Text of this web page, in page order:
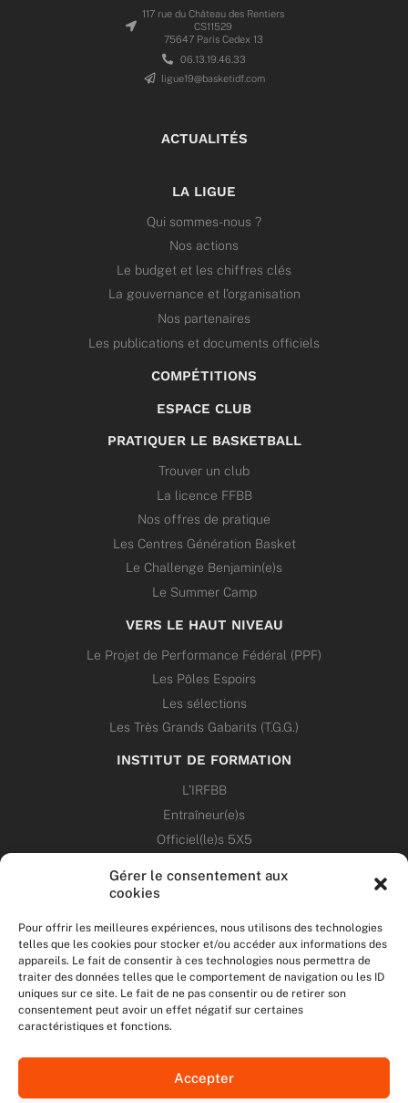
Gérer le consentement aux
cookies
Pour offrir les meilleures expériences, nous utilisons des technologies
telles que les cookies pour stocker et/ou accéder aux informations des
appareils. Le fait de consentir à ces technologies nous permettra de
traiter des données telles que le comportement de navigation ou les ID
uniques sur ce site. Le fait de ne pas consentir ou de retirer son
consentement peut avoir un effet négatif sur certaines
caractéristiques et fonctions.
Accepter
117 rue du Château des Rentiers
CS11529
75647 Paris Cedex 13
06.13.19.46.33
ligue19@basketidf.com
ACTUALITÉS
LA LIGUE
Qui sommes-nous ?
Nos actions
Le budget et les chiffres clés
La gouvernance et l’organisation
Nos partenaires
Les publications et documents officiels
COMPÉTITIONS
ESPACE CLUB
PRATIQUER LE BASKETBALL
Trouver un club
La licence FFBB
Nos offres de pratique
Les Centres Génération Basket
Le Challenge Benjamin(e)s
Le Summer Camp
VERS LE HAUT NIVEAU
Le Projet de Performance Fédéral (PPF)
Les Pôles Espoirs
Les sélections
Les Très Grands Gabarits (T.G.G.)
INSTITUT DE FORMATION
L’IRFBB
Entraîneur(e)s
Officiel(le)s 5X5
ANNONCES
ÉVÉNEMENTS
NOS RÉSEAUX SOCIAUX
T
I